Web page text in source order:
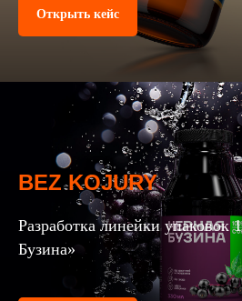
Открыть кейс
BEZ KOJURY
Разработка линейки упаковок
Бузина»